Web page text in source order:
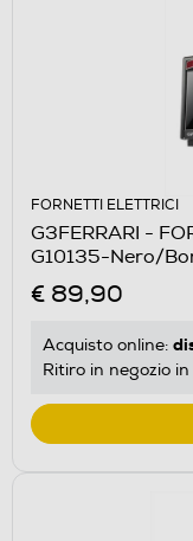
FORNETTI ELETTRICI
G3FERRARI -
G10135-Nero/
€ 89,90
Acquisto online:
Ritiro in negozio